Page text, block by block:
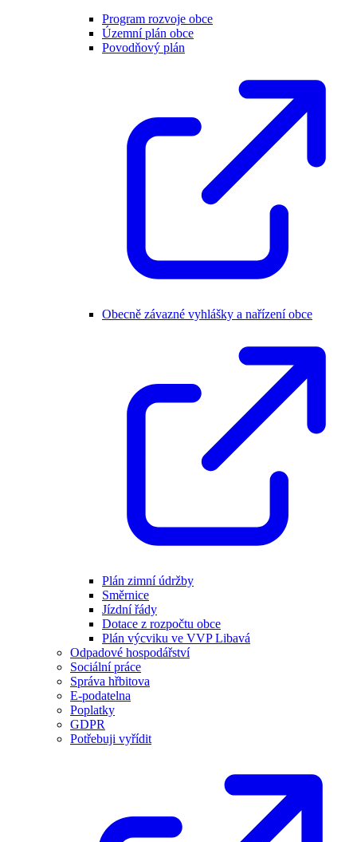
Program rozvoje obce
Územní plán obce
Povodňový plán
Obecně závazné vyhlášky a nařízení obce
Plán zimní údržby
Směrnice
Jízdní řády
Dotace z rozpočtu obce
Plán výcviku ve VVP Libavá
Odpadové hospodářství
Sociální práce
Správa hřbitova
E-podatelna
Poplatky
GDPR
Potřebuji vyřídit